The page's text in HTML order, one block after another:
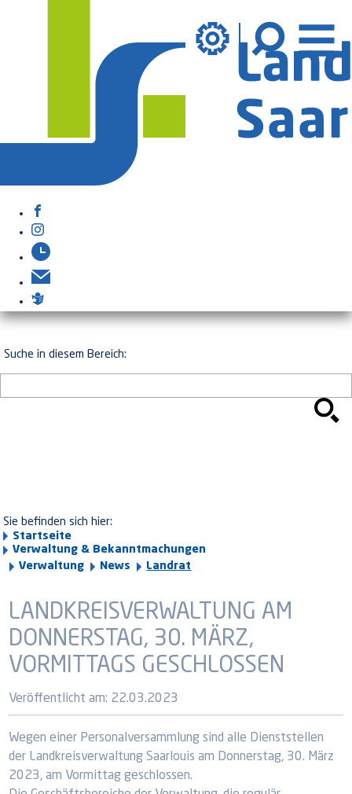
Suche in diesem Bereich:
Sie befinden sich hier:
Startseite
Verwaltung & Bekanntmachungen
Verwaltung
News Landrat
LANDKREISVERWALTUNG AM
DONNERSTAG, 30. MÄRZ,
VORMITTAGS GESCHLOSSEN
Veröffentlicht am: 22.03.2023
Wegen einer Personalversammlung sind alle Dienststellen
der Landkreisverwaltung Saarlouis am Donnerstag, 30. März
2023, am Vormittag geschlossen.